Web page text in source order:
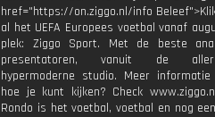
href="https://on.ziggo.nl/info
al het UEFA Europees voetbal vanaf
plek: Ziggo Sport. Met de beste
presentatoren, vanuit de
hypermoderne studio. Meer
hoe je kunt kijken? Check
Rondo is het voetbal, voetbal en nog